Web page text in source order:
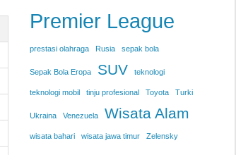
Premier League
prestasi olahraga Rusia sepak bola
Sepak Bola Eropa SUV teknologi
teknologi mobil tinju profesional Toyota Turki
Ukraina Venezuela Wisata Alam
wisata bahari wisata jawa timur Zelensky